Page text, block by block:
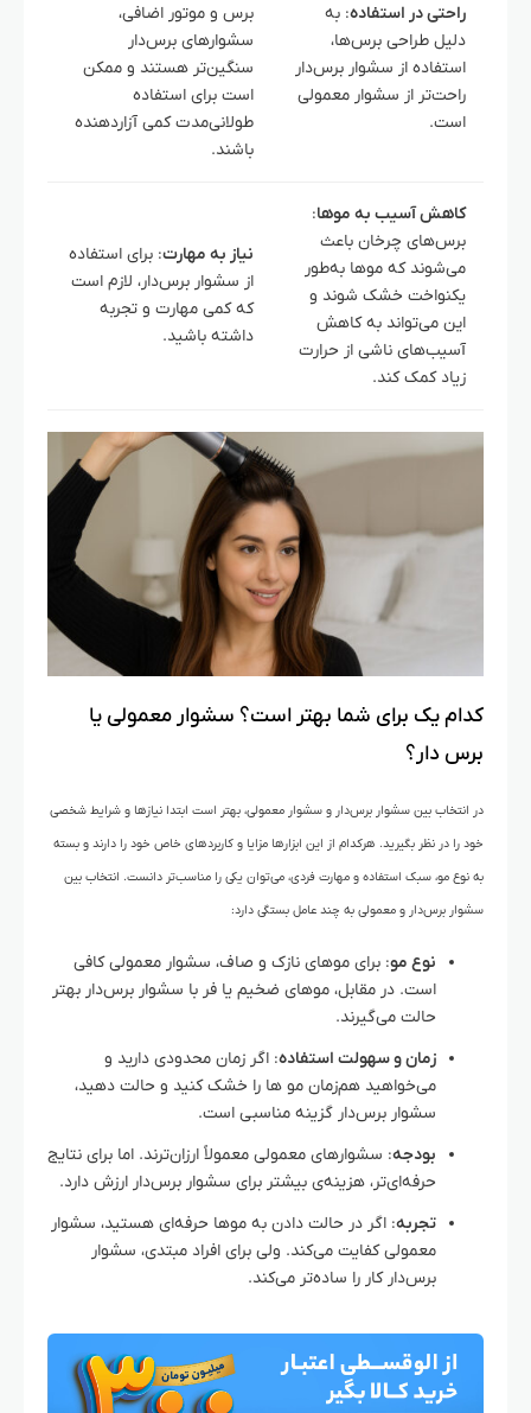
راحتی در استفاده: به
دلیل طراحی برس‌ها،
استفاده از سشوار برس‌دار
راحت‌تر از سشوار معمولی
است.
برس و موتور اضافی،
سشوارهای برس‌دار
سنگین‌تر هستند و ممکن
است برای استفاده
طولانی‌مدت کمی آزاردهنده
باشند.
کاهش آسیب به موها:
برس‌های چرخان باعث
می‌شوند که موها به‌طور
یکنواخت‌ خشک شوند و
این می‌تواند به کاهش
آسیب‌های ناشی از حرارت
زیاد کمک کند.
نیاز به مهارت: برای استفاده
از سشوار برس‌دار، لازم است
که کمی مهارت و تجربه
داشته باشید.
کدام یک برای شما بهتر است؟ سشوار معمولی یا
برس دار؟
در انتخاب بین سشوار برس‌دار و سشوار معمولی، بهتر است ابتدا نیازها و شرایط شخصی
خود را در نظر بگیرید. هرکدام از این ابزارها مزایا و کاربردهای خاص خود را دارند و بسته
به نوع مو، سبک استفاده و مهارت فردی، می‌توان یکی را مناسب‌تر دانست. انتخاب بین
سشوار برس‌دار و معمولی به چند عامل بستگی دارد:
نوع مو: برای موهای نازک و صاف، سشوار معمولی کافی
است. در مقابل، موهای ضخیم یا فر با سشوار برس‌دار بهتر
حالت می‌گیرند.
زمان و سهولت استفاده: اگر زمان محدودی دارید و
می‌خواهید هم‌زمان مو ها را خشک کنید و حالت دهید،
سشوار برس‌دار گزینه مناسبی است.
بودجه: سشوارهای معمولی معمولاً ارزان‌ترند. اما برای نتایج
حرفه‌ای‌تر، هزینه‌ی بیشتر برای سشوار برس‌دار ارزش دارد.
تجربه: اگر در حالت دادن به موها حرفه‌ای هستید، سشوار
معمولی کفایت می‌کند. ولی برای افراد مبتدی، سشوار
برس‌دار کار را ساده‌تر می‌کند.